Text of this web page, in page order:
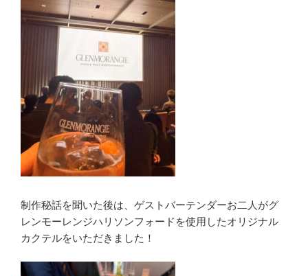
制作秘話を聞いた後は、ゲストバーテンダーお二人がグ
レンモーレンジハリソンフォードを使用したオリジナル
カクテルをいただきました！